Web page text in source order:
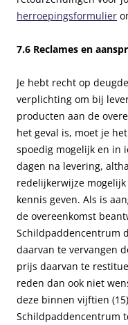
herroepingsformulier
7.6 Reclames en
Je hebt recht op
verplichting om bij
producten aan de
het geval is, moet je
spoedig mogelijk en in
dagen na levering,
redelijkerwijze
kennis geven. Als is
de overeenkomst
Schildpaddencentrum
daarvan te vervangen
prijs daarvan te
reden dan ook niet
deze binnen vijftien
Schildpaddencentrum